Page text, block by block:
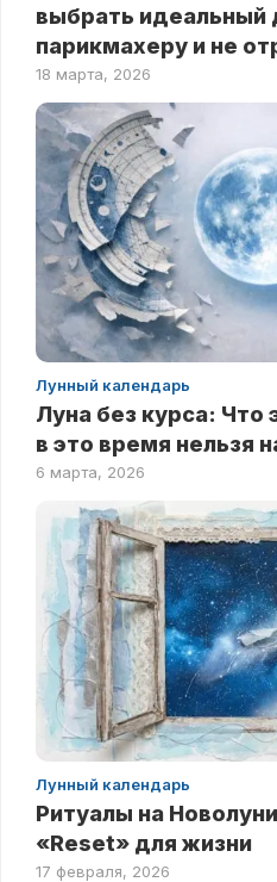
выбрать идеальный
парикмахеру и не
18 марта, 2026
Лунный календарь
Луна без курса: Что
в это время нельзя
6 марта, 2026
Лунный календарь
Ритуалы на
«Reset» для жизни
17 февраля, 2026